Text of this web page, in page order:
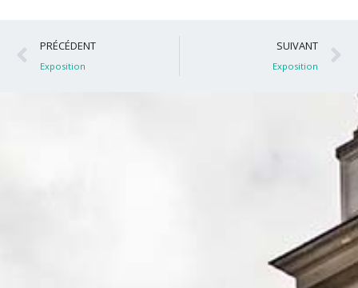
Précédent
PRÉCÉDENT
Exposition
SUIVANT
Exposition